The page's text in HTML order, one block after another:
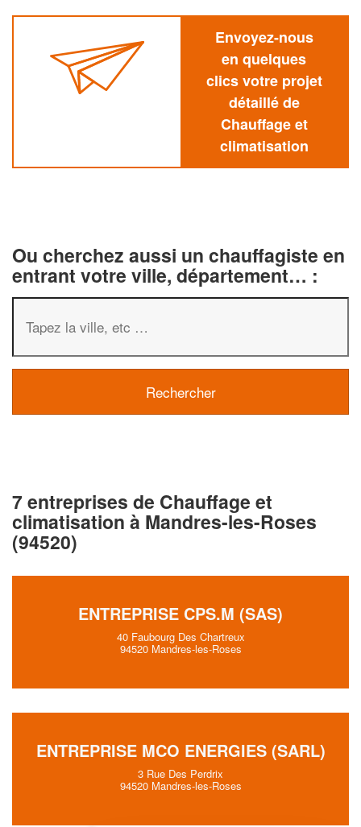
Envoyez-nous
en quelques
clics votre projet
détaillé de
Chauffage et
climatisation
Ou cherchez aussi un chauffagiste en
entrant votre ville, département… :
7 entreprises de Chauffage et
climatisation à Mandres-les-Roses
(94520)
ENTREPRISE CPS.M (SAS)
40 Faubourg Des Chartreux
94520 Mandres-les-Roses
ENTREPRISE MCO ENERGIES (SARL)
3 Rue Des Perdrix
94520 Mandres-les-Roses